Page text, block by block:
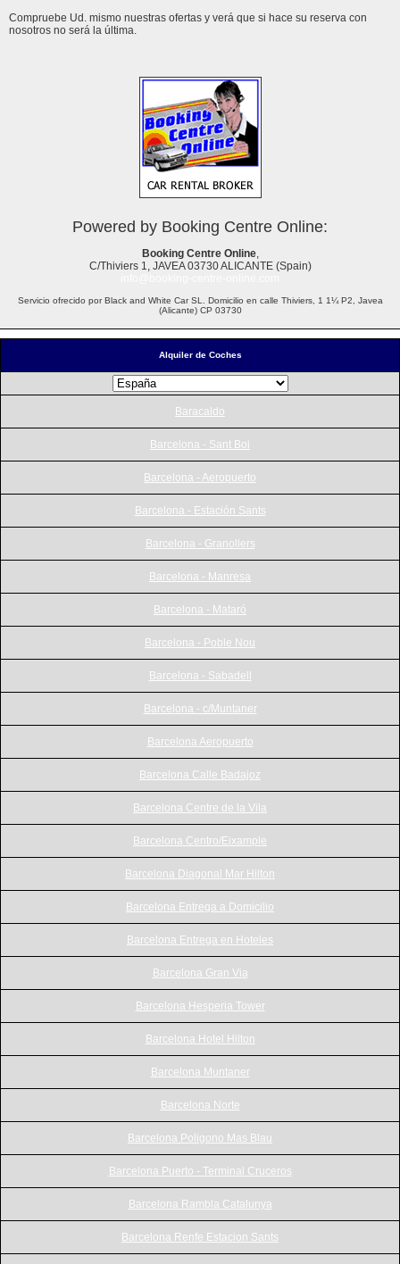
Alquiler de Coches
Baracaldo
Barcelona - Sant Boi
Barcelona - Aeropuerto
Barcelona - Estación Sants
Barcelona - Granollers
Barcelona - Manresa
Barcelona - Mataró
Barcelona - Poble Nou
Barcelona - Sabadell
Barcelona - c/Muntaner
Barcelona Aeropuerto
Barcelona Calle Badajoz
Barcelona Centre de la Vila
Barcelona Centro/Eixample
Barcelona Diagonal Mar Hilton
Barcelona Entrega a Domicilio
Barcelona Entrega en Hoteles
Barcelona Gran Via
Barcelona Hesperia Tower
Barcelona Hotel Hilton
Barcelona Muntaner
Barcelona Norte
Barcelona Poligono Mas Blau
Barcelona Puerto - Terminal Cruceros
Barcelona Rambla Catalunya
Barcelona Renfe Estacion Sants
Compruebe Ud. mismo nuestras ofertas y verá que si hace su reserva con
nosotros no será la última.
Powered by Booking Centre Online:
Booking Centre Online,
C/Thiviers 1, JAVEA 03730 ALICANTE (Spain)
Servicio ofrecido por Black and White Car SL. Domicilio en calle Thiviers, 1 1¼ P2, Javea
(Alicante) CP 03730